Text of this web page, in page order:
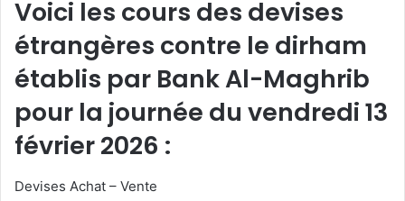
Voici les cours des devises
étrangères contre le dirham
établis par Bank Al-Maghrib
pour la journée du vendredi 13
février 2026 :
Devises Achat – Vente